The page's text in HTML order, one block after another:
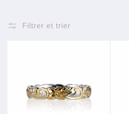
l
Filtrer et trier